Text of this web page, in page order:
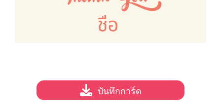
บันทึกการ์ด